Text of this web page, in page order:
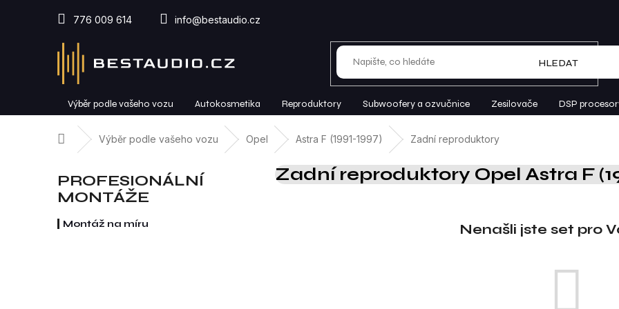
776 009 614 info@bestaudio.cz
HLEDAT
Výběr podle vašeho vozu Autokosmetika Reproduktory Subwoofery a ozvučnice Zesilovače DSP
Domů Výběr podle vašeho vozu Opel Astra F (1991-1997) Zadní reproduktory
o
s
t
r
PROFESIONÁLNÍ
MONTÁŽE
Montáž na míru
Zadní reproduktory Opel Astra F
Nenašli jste set pro